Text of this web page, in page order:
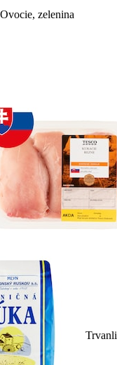
Ovocie, zelenina